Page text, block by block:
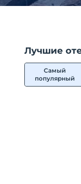
Лучшие
Самый
популярный